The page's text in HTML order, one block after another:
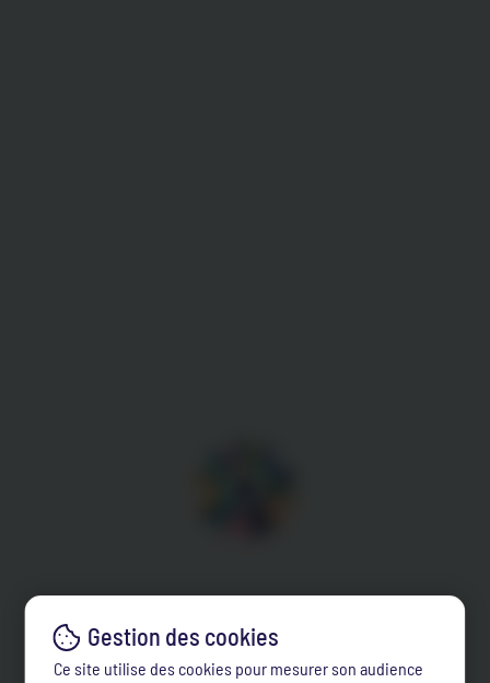
Ce site utilise des cookies pour mesurer son audience